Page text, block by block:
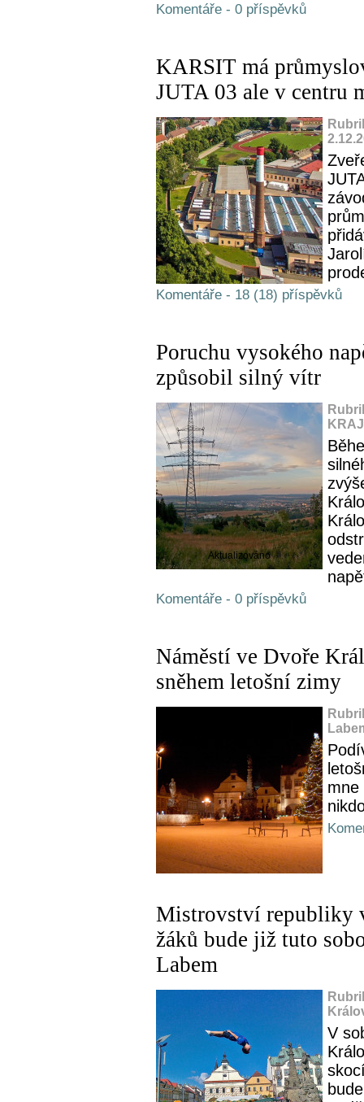
Komentáře - 0 příspěvků
KARSIT má
JUTA 03 ale v centru
Komentáře - 18 (18) příspěvků
Poruchu vysokého
způsobil silný vítr
Aktualizováno
Komentáře - 0 příspěvků
Náměstí ve Dvoře
sněhem letošní zimy
mne
Mistrovství republiky
žáků bude již tuto
Labem
V